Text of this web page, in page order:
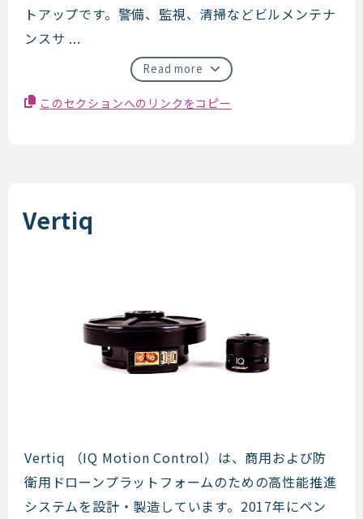
トアップです。警備、監視、清掃などビルメンテナ
ンスサ ...
Read more
このセクションへのリンクをコピー
Vertiq
Vertiq
Vertiq （IQ Motion Control）は、商用および防
衛用ドローンプラットフォームのための高性能推進
システムを設計・製造しています。2017年にペン